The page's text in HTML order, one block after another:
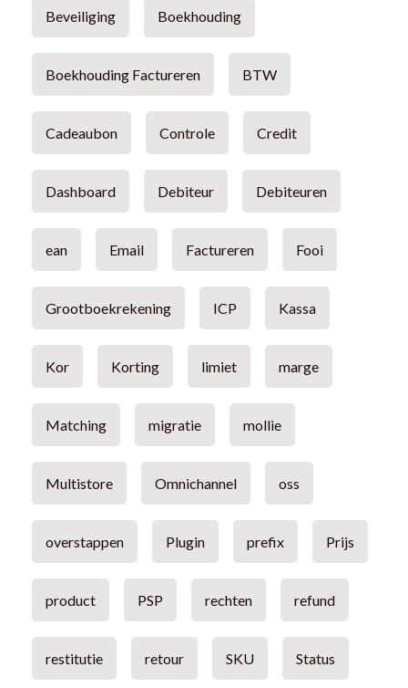
Beveiliging Boekhouding
Boekhouding Factureren BTW
Cadeaubon Controle Credit
Dashboard Debiteur Debiteuren
ean Email Factureren Fooi
Grootboekrekening ICP Kassa
Kor Korting limiet marge
Matching migratie mollie
Multistore Omnichannel oss
overstappen Plugin prefix Prijs
product PSP rechten refund
restitutie retour SKU Status